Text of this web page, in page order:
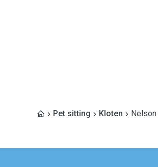
Pet sitting Kloten Nelson